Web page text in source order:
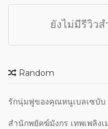
ยังไม่มีรีวิวส
Random
รักนุ่มฟูของคุณหนูเบลเซบับ
สำนักพยัคฆ์มังกร เทพเพลิงเ